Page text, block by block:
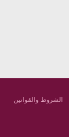
الشروط والقوانين